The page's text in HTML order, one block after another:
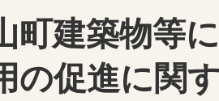
町建築物等
の促進に関